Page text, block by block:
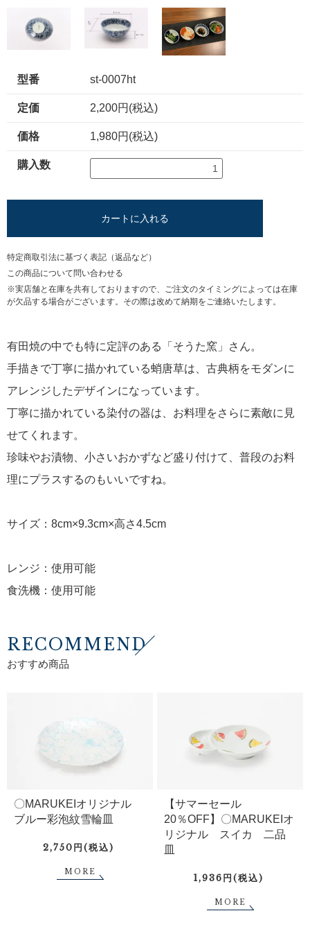
型番 st-0007ht
定価 2,200円(税込)
価格 1,980円(税込)
購入数
カートに入れる
特定商取引法に基づく表記（返品など）
この商品について問い合わせる
※実店舗と在庫を共有しておりますので、ご注文のタイミングによっては在庫
が欠品する場合がございます。その際は改めて納期をご連絡いたします。
有田焼の中でも特に定評のある「そうた窯」さん。
手描きで丁寧に描かれている蛸唐草は、古典柄をモダンに
アレンジしたデザインになっています。
丁寧に描かれている染付の器は、お料理をさらに素敵に見
せてくれます。
珍味やお漬物、小さいおかずなど盛り付けて、普段のお料
理にプラスするのもいいですね。
サイズ：8cm×9.3cm×高さ4.5cm
レンジ：使用可能
食洗機：使用可能
RECOMMEND
おすすめ商品
〇MARUKEIオリジナル
ブルー彩泡紋雪輪皿
2,750円(税込)
MORE
【サマーセール
20％OFF】〇MARUKEIオ
リジナル スイカ 二品
皿
1,936円(税込)
MORE